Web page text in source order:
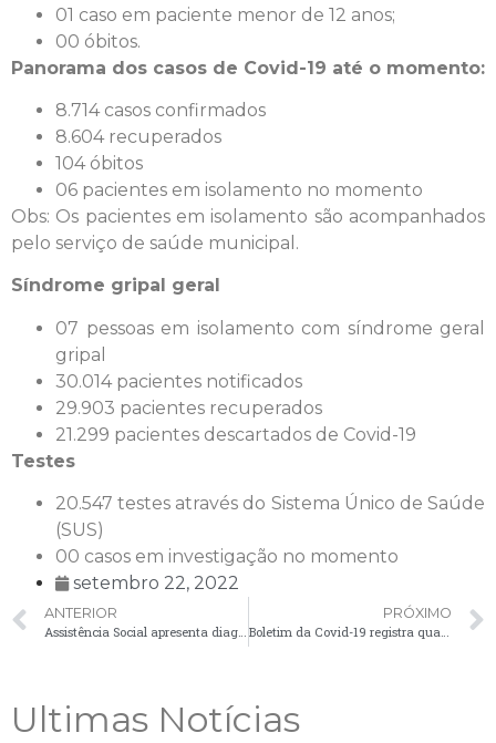
01 caso em paciente menor de 12 anos;
00 óbitos.
Panorama dos casos de Covid-19 até o momento:
8.714 casos confirmados
8.604 recuperados
104 óbitos
06 pacientes em isolamento no momento
Obs: Os pacientes em isolamento são acompanhados
pelo serviço de saúde municipal.
Síndrome gripal geral
07 pessoas em isolamento com síndrome geral
gripal
30.014 pacientes notificados
29.903 pacientes recuperados
21.299 pacientes descartados de Covid-19
Testes
20.547 testes através do Sistema Único de Saúde
(SUS)
00 casos em investigação no momento
setembro 22, 2022
ANTERIOR
Assistência Social apresenta diagnóstico social sobre o trabalho infantil
PRÓXIMO
Boletim da Covid-19 registra quatro novos casos nesta sexta-feira (23)
Ultimas Notícias